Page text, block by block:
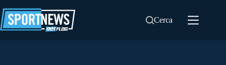
al
contenuto
Cerca